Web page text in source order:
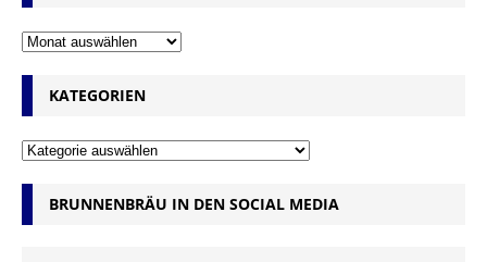
KATEGORIEN
BRUNNENBRÄU IN DEN SOCIAL MEDIA